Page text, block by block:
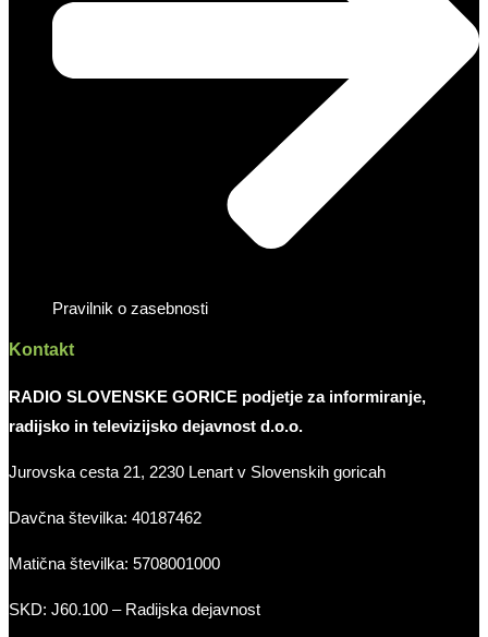
Pravilnik o zasebnosti
Kontakt
RADIO SLOVENSKE GORICE podjetje za informiranje,
radijsko in televizijsko dejavnost d.o.o.
Jurovska cesta 21, 2230 Lenart v Slovenskih goricah
Davčna številka: 40187462
Matična številka: 5708001000
SKD: J60.100 – Radijska dejavnost